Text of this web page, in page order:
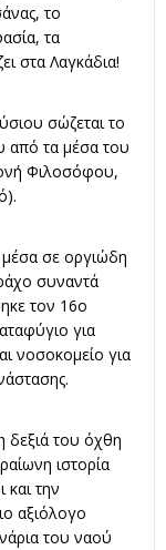
το
τα
στα Λαγκάδια!
σώζεται το
από τα μέσα του
Φιλοσόφου,
σε οργιώδη
συναντά
τον 16ο
για
νοσοκομείο για
δεξιά του όχθη
ιστορία
και την
αξιόλογο
του ναού